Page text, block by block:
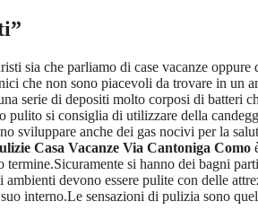
sia che parliamo di case vacanze
che non sono piacevoli da trovare in un
serie di depositi molto corposi di batteri
pulito si consiglia di utilizzare della
sviluppare anche dei gas nocivi per la
Casa Vacanze Via Cantoniga Como
si hanno dei bagni
devono essere pulite con delle
interno.Le sensazioni di pulizia sono